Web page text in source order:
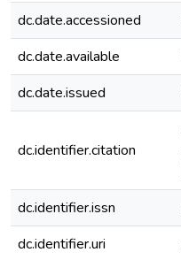
dc.date.accessioned
dc.date.available
dc.date.issued
dc.identifier.citation
dc.identifier.issn
dc.identifier.uri